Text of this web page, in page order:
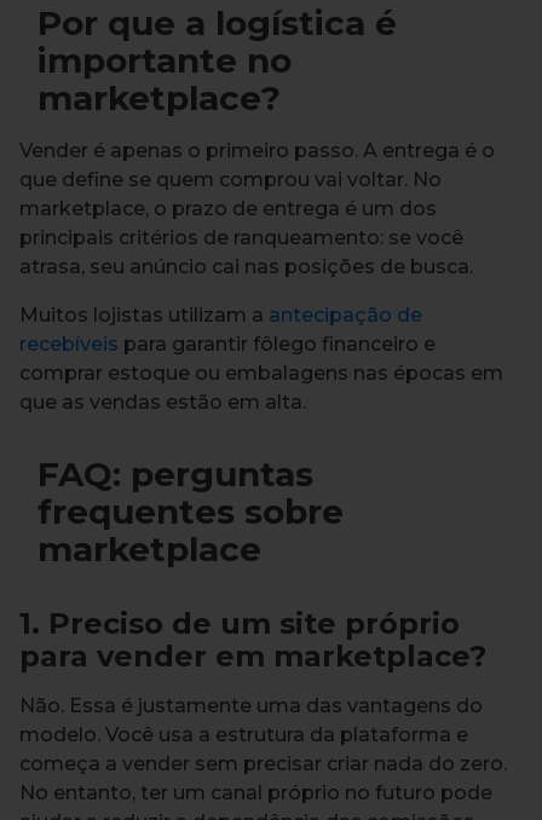
Por que a logística é
importante no
marketplace?
Vender é apenas o primeiro passo. A entrega é o
que define se quem comprou vai voltar. No
marketplace, o prazo de entrega é um dos
principais critérios de ranqueamento: se você
atrasa, seu anúncio cai nas posições de busca.
Muitos lojistas utilizam a antecipação de
recebíveis para garantir fôlego financeiro e
comprar estoque ou embalagens nas épocas em
que as vendas estão em alta.
FAQ: perguntas
frequentes sobre
marketplace
1. Preciso de um site próprio
para vender em marketplace?
Não. Essa é justamente uma das vantagens do
modelo. Você usa a estrutura da plataforma e
começa a vender sem precisar criar nada do zero.
No entanto, ter um canal próprio no futuro pode